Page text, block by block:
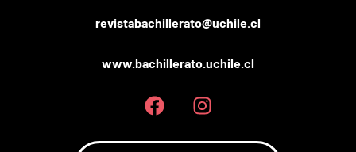
revistabachillerato@uchile.cl
www.bachillerato.uchile.cl